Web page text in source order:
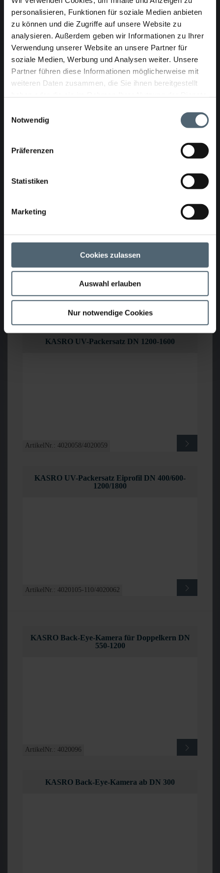
personalisieren, Funktionen für soziale Medien anbieten
zu können und die Zugriffe auf unsere Website zu
analysieren. Außerdem geben wir Informationen zu Ihrer
Verwendung unserer Website an unsere Partner für
soziale Medien, Werbung und Analysen weiter. Unsere
Partner führen diese Informationen möglicherweise mit
weiteren Daten zusammen, die Sie ihnen bereitgestellt
Notwendig
Präferenzen
Statistiken
Marketing
Cookies zulassen
Auswahl erlauben
Nur notwendige Cookies
ArtikelNr.: 4020055
KASRO UV-Packersatz DN 600-800
ArtikelNr.: 4020109
KASRO UV-Packersatz DN 1200-1600
ArtikelNr.: 4020058/4020059
KASRO UV-Packersatz Eiprofil DN 400/600-
1200/1800
ArtikelNr.: 4020105-110/4020062
KASRO Back-Eye-Kamera für Doppelkern DN
550-1200
ArtikelNr.: 4020096
KASRO Back-Eye-Kamera ab DN 300